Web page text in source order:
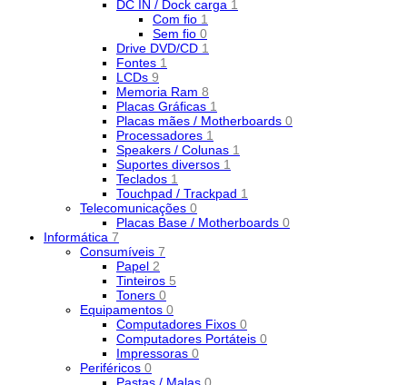
DC IN / Dock carga 1
Com fio 1
Sem fio 0
Drive DVD/CD 1
Fontes 1
LCDs 9
Memoria Ram 8
Placas Gráficas 1
Placas mães / Motherboards 0
Processadores 1
Speakers / Colunas 1
Suportes diversos 1
Teclados 1
Touchpad / Trackpad 1
Telecomunicações 0
Placas Base / Motherboards 0
Informática 7
Consumíveis 7
Papel 2
Tinteiros 5
Toners 0
Equipamentos 0
Computadores Fixos 0
Computadores Portáteis 0
Impressoras 0
Periféricos 0